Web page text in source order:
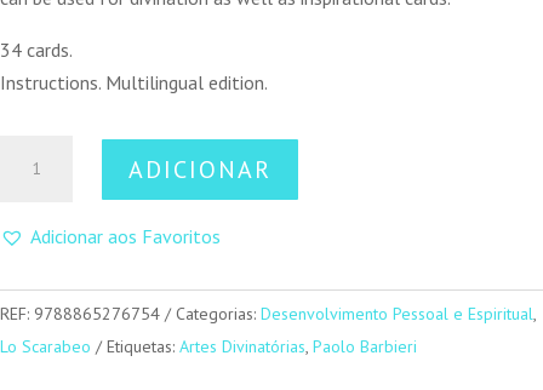
34 cards.
Instructions. Multilingual edition.
Oracle
ADICIONAR
Adicionar aos Favoritos
REF: 9788865276754 Categorias: Desenvolvimento Pessoal e Espiritual,
Lo Scarabeo
Etiquetas: Artes Divinatórias, Paolo Barbieri